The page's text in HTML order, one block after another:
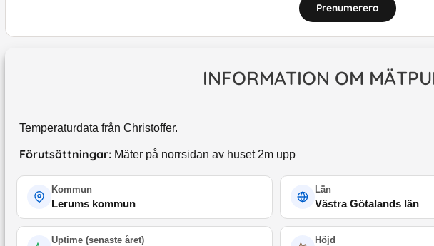
Prenumerera
INFORMATION OM
Temperaturdata från Christoffer.
Förutsättningar: Mäter på norrsidan av huset 2m upp
Kommun
Lerums kommun
Län
Västra Götalands län
Uptime (senaste året) Höjd